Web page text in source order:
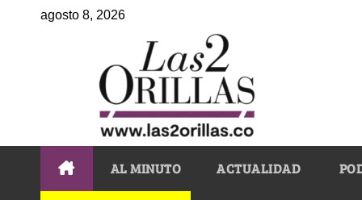
agosto 8, 2026
AL MINUTO ACTUALIDAD